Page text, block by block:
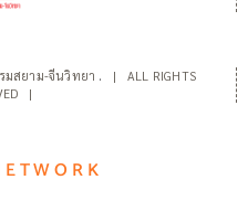
สยาม-จีนวิทยา .
| ALL RIGHTS
|